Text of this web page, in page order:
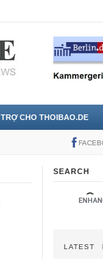
CHO THOIBAO.DE
SEARCH
LATEST